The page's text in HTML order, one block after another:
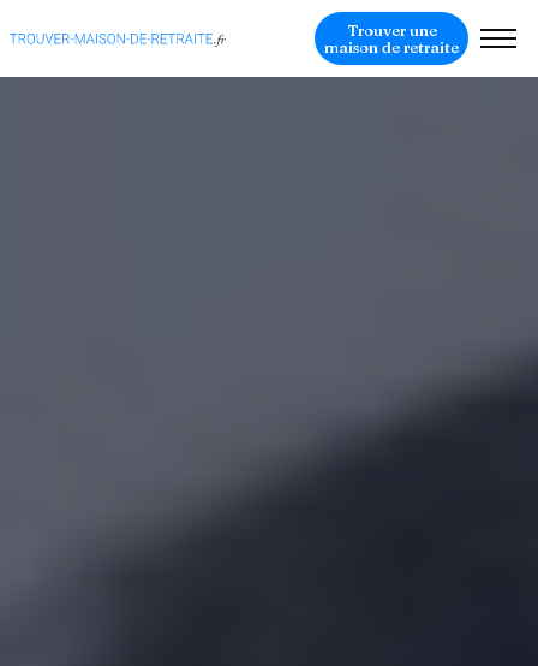
Trouver une
maison de retraite